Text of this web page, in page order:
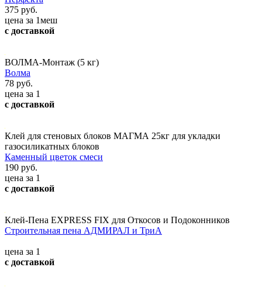
375 руб.
цена за 1меш
с доставкой
ВОЛМА-Монтаж (5 кг)
Волма
78 руб.
цена за 1
с доставкой
Клей для стеновых блоков МАГМА 25кг для укладки
газосиликатных блоков
Каменный цветок смеси
190 руб.
цена за 1
с доставкой
Клей-Пена EXPRESS FIX для Откосов и Подоконников
Строительная пена АДМИРАЛ и ТриА
цена за 1
с доставкой